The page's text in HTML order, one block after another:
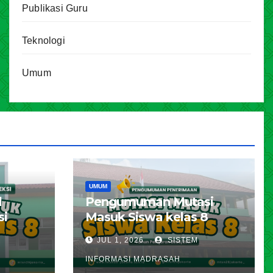
Publikasi Guru
Teknologi
Umum
UMUM
Pengumuman Mutasi
Masuk Siswa kelas 8
Tahun Pelajaran 2026 –
2027
JUL 1, 2026 SISTEM
INFORMASI MADRASAH